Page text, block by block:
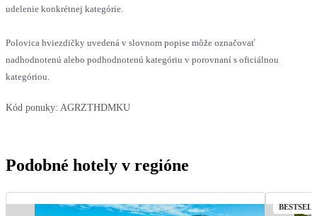
udelenie konkrétnej kategórie.
Polovica hviezdičky uvedená v slovnom popise môže označovať
nadhodnotenú alebo podhodnotenú kategóriu v porovnaní s oficiálnou
kategóriou.
Kód ponuky: AGRZTHDMKU
Podobné hotely v regióne